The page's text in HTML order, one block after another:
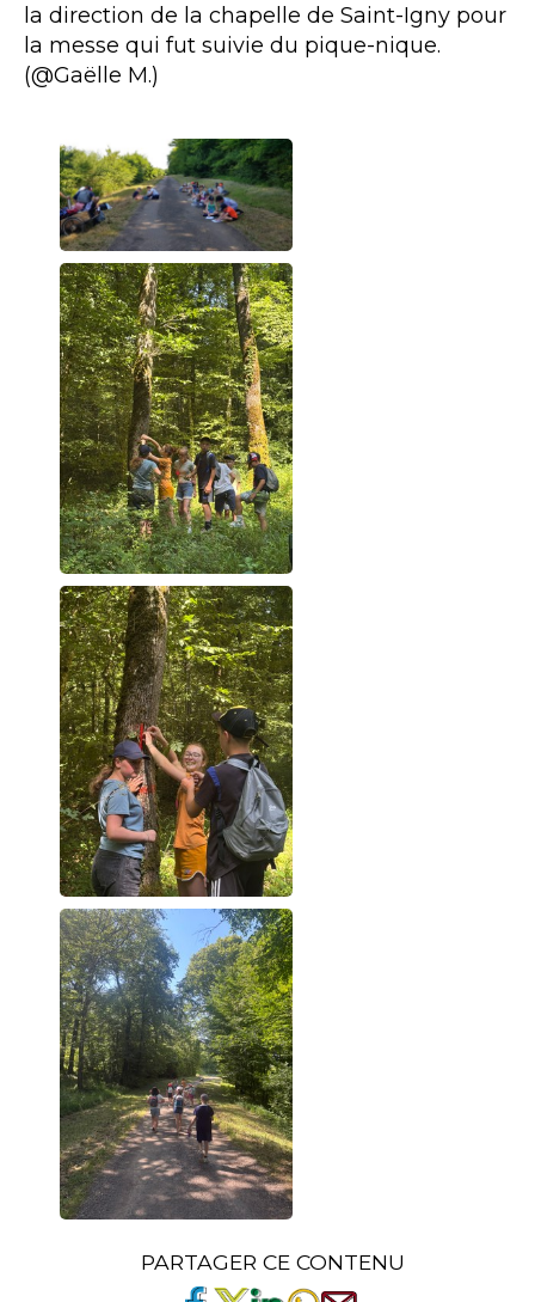
la direction de la chapelle de Saint-Igny pour
la messe qui fut suivie du pique-nique.
(@Gaëlle M.)
PARTAGER CE CONTENU